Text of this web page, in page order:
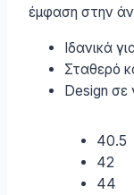
έμφαση στην
Ιδανικά
Σταθερό
Design σε
40.5
42
44